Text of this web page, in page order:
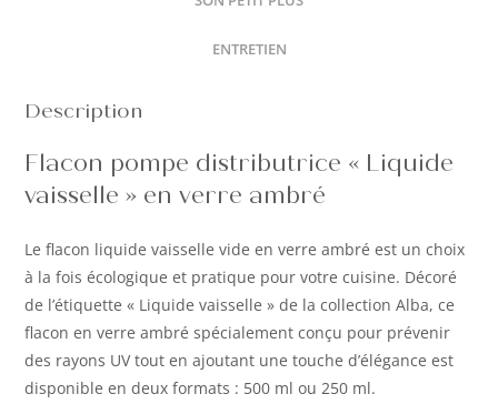
ENTRETIEN
Description
Flacon pompe distributrice « Liquide
vaisselle » en verre ambré
Le flacon liquide vaisselle vide en verre ambré est un choix
à la fois écologique et pratique pour votre cuisine. Décoré
de l’étiquette « Liquide vaisselle » de la collection Alba, ce
flacon en verre ambré spécialement conçu pour prévenir
des rayons UV tout en ajoutant une touche d’élégance est
disponible en deux formats : 500 ml ou 250 ml.